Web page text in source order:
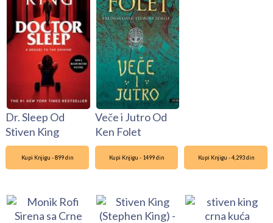
Dr. Sleep Od
Stiven King
Veče i Jutro Od
Ken Folet
Kupi Knjigu - 899 din Kupi Knjigu - 1499 din Kupi Knjigu - 4,293 din